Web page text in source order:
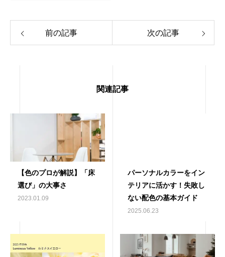
前の記事 次の記事
関連記事
【色のプロが解説】「床
選び」の大事さ
2023.01.09
パーソナルカラーをイン
テリアに活かす！失敗し
ない配色の基本ガイド
2025.06.23